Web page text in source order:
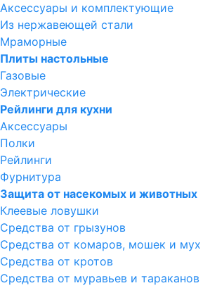
Аксессуары и комплектующие
Из нержавеющей стали
Мраморные
Плиты настольные
Газовые
Электрические
Рейлинги для кухни
Аксессуары
Полки
Рейлинги
Фурнитура
Защита от насекомых и животных
Клеевые ловушки
Средства от грызунов
Средства от комаров, мошек и мух
Средства от кротов
Средства от муравьев и тараканов